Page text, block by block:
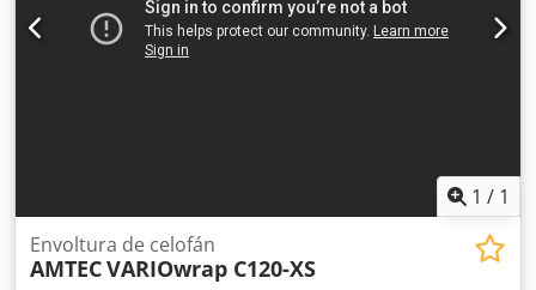
1 / 1
Envoltura de celofán
AMTECVARIOwrap C120-XS